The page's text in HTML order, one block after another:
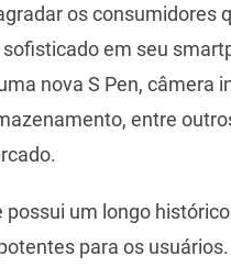
os consumidores
em seu
nova S Pen, câmera
entre
possui um longo
para os